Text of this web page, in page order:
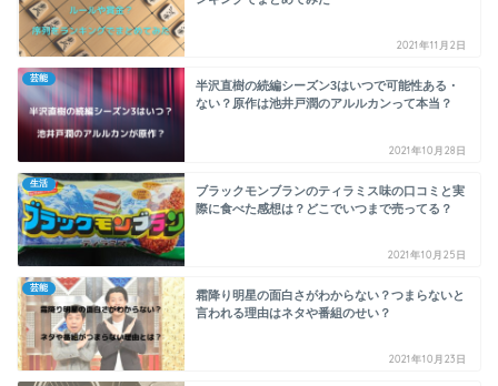
2021年11月2日
芸能
半沢直樹の続編シーズン3はいつで可能性ある・
ない？原作は池井戸潤のアルルカンって本当？
2021年10月28日
生活
ブラックモンブランのティラミス味の口コミと実
際に食べた感想は？どこでいつまで売ってる？
2021年10月25日
芸能
霜降り明星の面白さがわからない？つまらないと
言われる理由はネタや番組のせい？
2021年10月23日